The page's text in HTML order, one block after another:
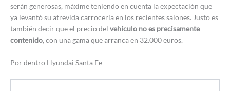
serán generosas, máxime teniendo en cuenta la expectación que
ya levantó su atrevida carrocería en los recientes salones. Justo es
también decir que el precio del vehículo no es precisamente
contenido, con una gama que arranca en 32.000 euros.
Por dentro Hyundai Santa Fe